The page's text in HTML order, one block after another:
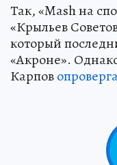
Так, «Mash на
«Крыльев
который
«Акроне».
Карпов